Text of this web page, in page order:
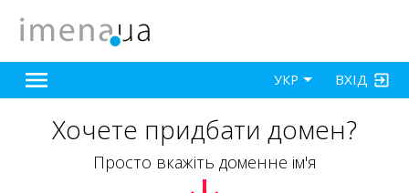
ВХІД
УКР
Хочете придбати домен?
Просто вкажіть доменне ім'я